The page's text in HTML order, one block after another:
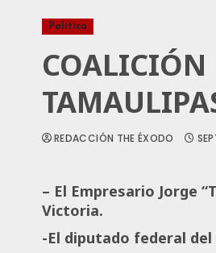
Política
COALICIÓN
REDACCIÓN THE ÉXODO
– El Empresario Jorge “T
Victoria.
-El diputado federal del